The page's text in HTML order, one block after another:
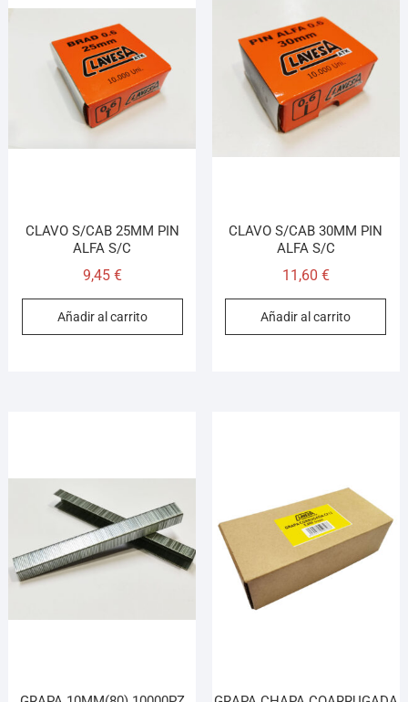
CLAVO S/CAB 25MM PIN
ALFA S/C
9,45 €
Añadir al carrito
CLAVO S/CAB 30MM PIN
ALFA S/C
11,60 €
Añadir al carrito